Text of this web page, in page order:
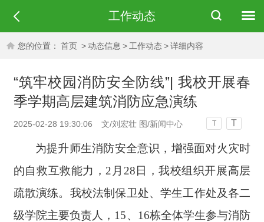
工作动态
您的位置： 首页 >动态信息 > 工作动态>详细内容
“筑牢校园消防安全防线”| 我校开展春
季学期高层建筑消防应急演练
2025-02-28 19:30:06 文/刘宏壮 图/新闻中心 T T
为提升师生消防安全意识，增强面对火灾时
的自救互救能力， 2月28日，我校组织开展高层
疏散演练。 我校法制保卫处、学生工作处及各二
级学院主要负责人， 15、16栋全体学生参与消防